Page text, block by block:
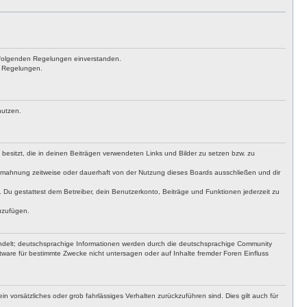
Regelungen einverstanden.
die in deinen Beiträgen verwendeten Links und Bilder zu setzen bzw. zu
zeitweise oder dauerhaft von der Nutzung dieses Boards ausschließen und dir
gestattest dem Betreiber, dein Benutzerkonto, Beiträge und Funktionen jederzeit zu
deutschsprachige Informationen werden durch die deutschsprachige Community
für bestimmte Zwecke nicht untersagen oder auf Inhalte fremder Foren Einfluss
vorsätzliches oder grob fahrlässiges Verhalten zurückzuführen sind. Dies gilt auch für